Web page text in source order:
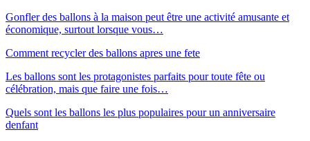
Gonfler des ballons à la maison peut être une activité amusante et
économique, surtout lorsque vous…
Comment recycler des ballons apres une fete
Les ballons sont les protagonistes parfaits pour toute fête ou
célébration, mais que faire une fois…
Quels sont les ballons les plus populaires pour un anniversaire
denfant